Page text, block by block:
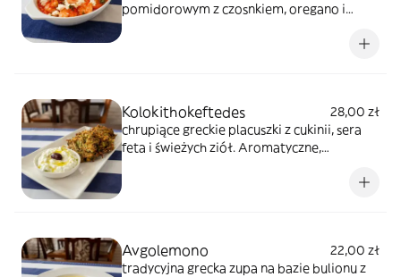
pomidorowym z czosnkiem, oregano i
Kolokithokeftedes
28,00 zł
chrupiące greckie placuszki z cukinii, sera
feta i świeżych ziół. Aromatyczne,
Avgolemono
22,00 zł
tradycyjna grecka zupa na bazie bulionu z